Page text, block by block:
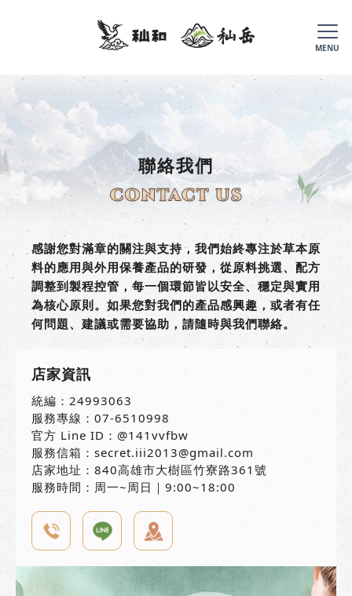
聯絡我們
感謝您對滿章的關注與支持，我們始終專注於草本原
料的應用與外用保養產品的研發，從原料挑選、配方
調整到製程控管，每一個環節皆以安全、穩定與實用
為核心原則。如果您對我們的產品感興趣，或者有任
何問題、建議或需要協助，請隨時與我們聯絡。
店家資訊
統編：24993063
服務專線：07-6510998
官方 Line ID：@141vvfbw
服務信箱：secret.iii2013@gmail.com
店家地址：840高雄市大樹區竹寮路361號
服務時間：周一~周日｜9:00~18:00